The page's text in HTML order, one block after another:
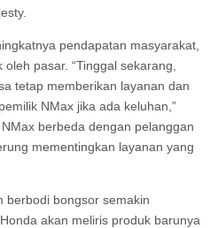
pendapatan masyarakat,
pasar. “Tinggal sekarang,
tetap memberikan layanan dan
NMax jika ada keluhan,”
berbeda dengan pelanggan
mementingkan layanan yang
berbodi bongsor semakin
akan meliris produk barunya